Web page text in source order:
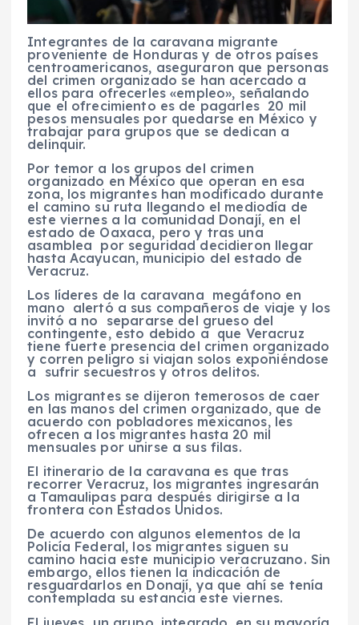
Integrantes de la caravana migrante
proveniente de Honduras y de otros países
centroamericanos, aseguraron que personas
del crimen organizado se han acercado a
ellos para ofrecerles «empleo», señalando
que el ofrecimiento es de pagarles 20 mil
pesos mensuales por quedarse en México y
trabajar para grupos que se dedican a
delinquir.
Por temor a los grupos del crimen
organizado en México que operan en esa
zona, los migrantes han modificado durante
el camino su ruta llegando el mediodía de
este viernes a la comunidad Donají, en el
estado de Oaxaca, pero y tras una
asamblea por seguridad decidieron llegar
hasta Acayucan, municipio del estado de
Veracruz.
Los líderes de la caravana megáfono en
mano alertó a sus compañeros de viaje y los
invitó a no separarse del grueso del
contingente, esto debido a que Veracruz
tiene fuerte presencia del crimen organizado
y corren peligro si viajan solos exponiéndose
a sufrir secuestros y otros delitos.
Los migrantes se dijeron temerosos de caer
en las manos del crimen organizado, que de
acuerdo con pobladores mexicanos, les
ofrecen a los migrantes hasta 20 mil
mensuales por unirse a sus filas.
El itinerario de la caravana es que tras
recorrer Veracruz, los migrantes ingresarán
a Tamaulipas para después dirigirse a la
frontera con Estados Unidos.
De acuerdo con algunos elementos de la
Policía Federal, los migrantes siguen su
camino hacia este municipio veracruzano. Sin
embargo, ellos tienen la indicación de
resguardarlos en Donají, ya que ahí se tenía
contemplada su estancia este viernes.